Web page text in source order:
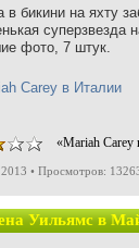
в бикини на яхту
суперзвезда
фото, 7 штук.
«Mariah Carey
• Просмотров:
Уильямс в